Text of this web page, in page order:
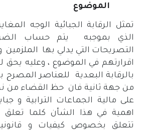
الموضوع
تمثل الرقابة الجبائية الوجه
الذي بموجبه يتم حساب
التصريحات التي يدلي بها الملزمين
اقرارتهم في الموضوع ، وعليه يحق
بالرقابة البعدية للعناصر
من جهة ثانية فان حظ القضاء من
على مالية الجماعات الترابية و
اهمية في هذا الشأن كلما تعلق
تتعلق بخصوص كيفيات و